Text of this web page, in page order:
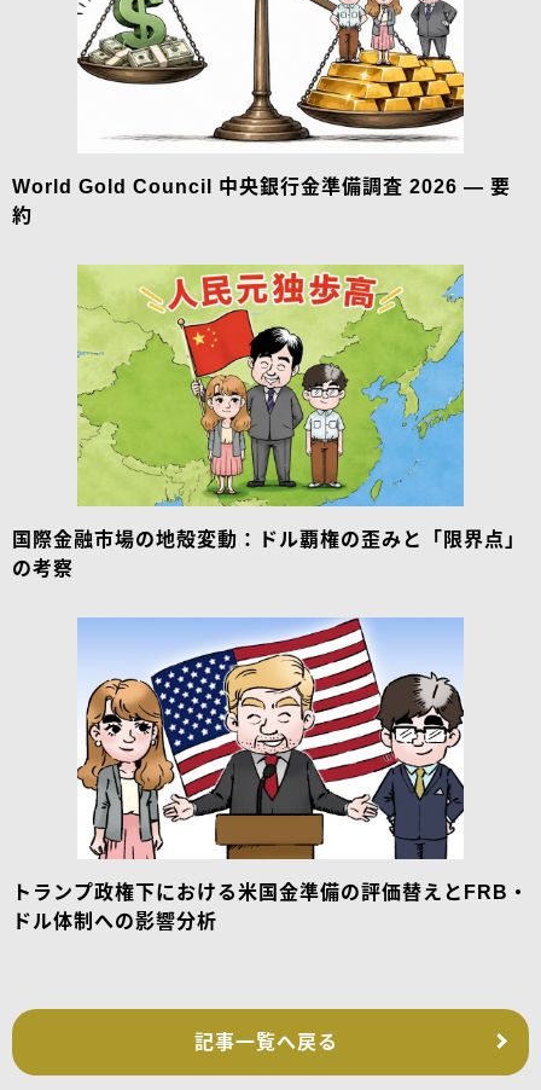
World Gold Council 中央銀行金準備調査 2026 — 要
約
国際金融市場の地殻変動：ドル覇権の歪みと「限界点」
の考察
トランプ政権下における米国金準備の評価替えとFRB・
ドル体制への影響分析
記事一覧へ戻る